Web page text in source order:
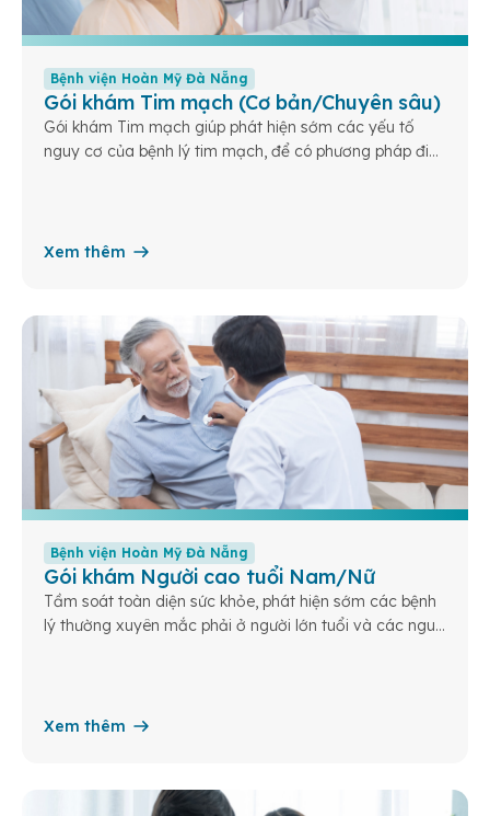
Bệnh viện Hoàn Mỹ Đà Nẵng
Gói khám Tim mạch (Cơ bản/Chuyên sâu)
Gói khám Tim mạch giúp phát hiện sớm các yếu tố
nguy cơ của bệnh lý tim mạch, để có phương pháp điều
Xem thêm
Bệnh viện Hoàn Mỹ Đà Nẵng
Gói khám Người cao tuổi Nam/Nữ
Tầm soát toàn diện sức khỏe, phát hiện sớm các bệnh
lý thường xuyên mắc phải ở người lớn tuổi và các nguy
Xem thêm